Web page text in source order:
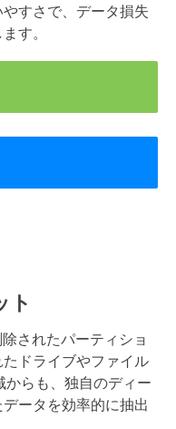
すさで、データ損失
す。
ト
されたパーティショ
ドライブやファイル
からも、独自のディー
ータを効率的に抽出